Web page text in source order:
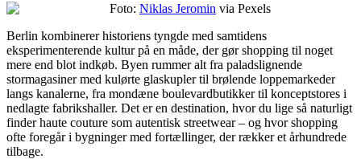
Foto: Niklas Jeromin via Pexels
Berlin kombinerer historiens tyngde med samtidens
eksperimenterende kultur på en måde, der gør shopping til noget
mere end blot indkøb. Byen rummer alt fra paladslignende
stormagasiner med kulørte glaskupler til brølende loppemarkeder
langs kanalerne, fra mondæne boulevardbutikker til konceptstores i
nedlagte fabrikshaller. Det er en destination, hvor du lige så naturligt
finder haute couture som autentisk streetwear – og hvor shopping
ofte foregår i bygninger med fortællinger, der rækker et århundrede
tilbage.